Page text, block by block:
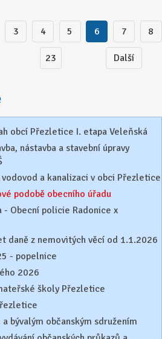
3 4 5 6 7 8
23 Další
obcí Přezletice I. etapa Veleňská
nástavba a stavební úpravy
a kanalizaci v obci Přezletice
podobě obecního úřadu
- Obecní policie Radonice x
daně z nemovitých věcí od 1.1.2026
- popelnice
2026
školy Přezletice
bývalým občanským sdružením